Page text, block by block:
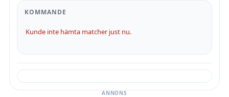
KOMMANDE
Kunde inte hämta matcher just nu.
ANNONS